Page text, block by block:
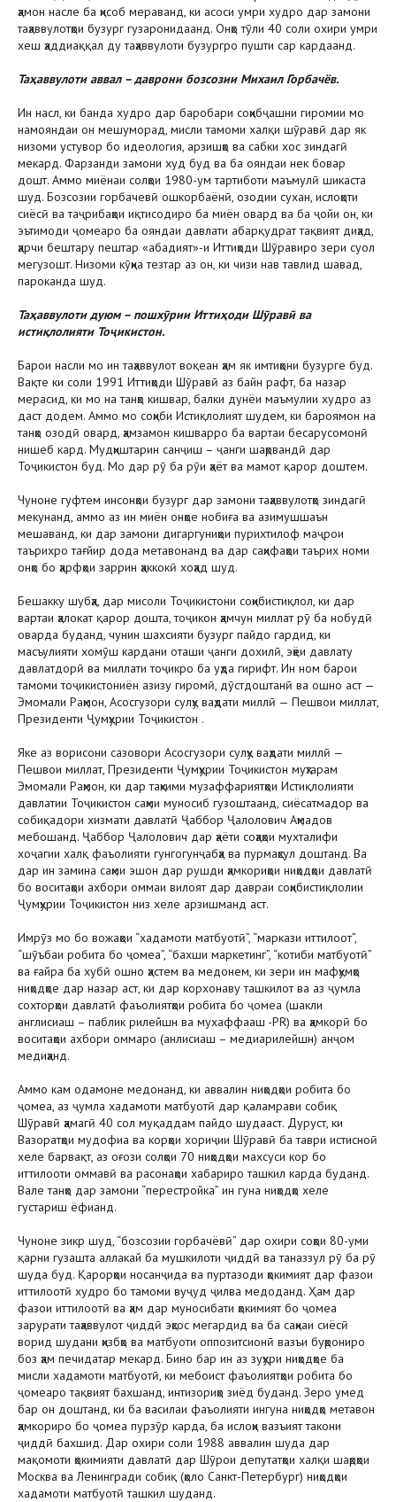
ҳамон насле ба ҳисоб мераванд, ки асоси умри худро дар замони
таҳаввулотҳои бузург гузаронидаанд. Онҳо тӯли 40 соли охири умри
хеш ҳаддиаққал ду таҳаввулоти бузургро пушти сар кардаанд.
Таҳаввулоти аввал – даврони бозсозии Михаил Горбачёв.
Ин насл, ки банда худро дар баробари соҳибҷашни гиромии мо
намояндаи он мешуморад, мисли тамоми халқи шӯравӣ дар як
низоми устувор бо идеология, арзишҳо ва сабки хос зиндагӣ
мекард. Фарзанди замони худ буд ва ба ояндаи нек бовар
дошт. Аммо миёнаи солҳои 1980-ум тартиботи маъмулӣ шикаста
шуд. Бозсозии горбачевӣ ошкорбаёнӣ, озодии сухан, ислоҳоти
сиёсӣ ва таҷрибаҳои иқтисодиро ба миён овард ва ба ҷойи он, ки
эътимоди ҷомеаро ба ояндаи давлати абарқудрат тақвият диҳад,
ҳарчи бештару пештар «абадият»-и Иттиҳоди Шӯравиро зери суол
мегузошт. Низоми кӯҳна тезтар аз он, ки чизи нав тавлид шавад,
пароканда шуд.
Таҳаввулоти дуюм – пошхӯрии Иттиҳоди Шӯравӣ ва
истиқлолияти Тоҷикистон.
Барои насли мо ин таҳаввулот воқеан ҳам як имтиҳони бузурге буд.
Вақте ки соли 1991 Иттиҳоди Шӯравӣ аз байн рафт, ба назар
мерасид, ки мо на танҳо кишвар, балки дунёи маъмулии худро аз
даст додем. Аммо мо соҳиби Истиқлолият шудем, ки бароямон на
танҳо озодӣ овард, ҳамзамон кишварро ба вартаи бесарусомонӣ
нишеб кард. Мудҳиштарин санҷиш – ҷанги шаҳрвандӣ дар
Тоҷикистон буд. Мо дар рӯ ба рӯи ҳаёт ва мамот қарор доштем.
Чуноне гуфтем инсонҳои бузург дар замони таҳаввулотҳо зиндагӣ
мекунанд, аммо аз ин миён онҳое нобиға ва азимушшаън
мешаванд, ки дар замони дигаргуниҳои пурихтилоф маҷрои
таърихро тағйир дода метавонанд ва дар саҳифаҳои таърих номи
онҳо бо ҳарфҳои заррин ҳаккокӣ хоҳад шуд.
Бешакку шубҳа, дар мисоли Тоҷикистони соҳибистиқлол, ки дар
вартаи ҳалокат қарор дошта, тоҷикон ҳамчун миллат рӯ ба нобудӣ
оварда буданд, чунин шахсияти бузург пайдо гардид, ки
масъулияти хомӯш кардани оташи ҷанги дохилӣ, эҳёи давлату
давлатдорӣ ва миллати тоҷикро ба уҳда гирифт. Ин ном барои
тамоми тоҷикистониён азизу гиромӣ, дӯстдоштанӣ ва ошно аст —
Эмомали Раҳмон, Асосгузори сулҳу ваҳдати миллӣ — Пешвои миллат,
Президенти Ҷумҳурии Тоҷикистон .
Яке аз ворисони сазовори Асосгузори сулҳу ваҳдати миллӣ —
Пешвои миллат, Президенти Ҷумҳурии Тоҷикистон муҳтарам
Эмомали Раҳмон, ки дар таҳкими музаффариятҳои Истиқлолияти
давлатии Тоҷикистон саҳми муносиб гузоштаанд, сиёсатмадор ва
собиқадори хизмати давлатӣ Ҷаббор Ҷалолович Аҳмадов
мебошанд. Ҷаббор Ҷалолович дар ҳаёти соҳаҳои мухталифи
хоҷагии халқ фаъолияти гунгогунҷабҳа ва пурмаҳсул доштанд. Ва
дар ин замина саҳми эшон дар рушди ҳамкориҳои ниҳодҳои давлатӣ
бо воситаҳои ахбори оммаи вилоят дар давраи соҳибистиқлолии
Ҷумҳурии Тоҷикистон низ хеле арзишманд аст.
Имрӯз мо бо вожаҳои “хадамоти матбуотӣ”, “маркази иттилоот”,
“шӯъбаи робита бо ҷомеа”, “бахши маркетинг”, “котиби матбуотӣ”
ва ғайра ба хубӣ ошно ҳастем ва медонем, ки зери ин мафҳумҳо
ниҳодҳое дар назар аст, ки дар корхонаву ташкилот ва аз ҷумла
сохторҳои давлатӣ фаъолиятҳои робита бо ҷомеа (шакли
англисиаш – паблик рилейшн ва мухаффааш -PR) ва ҳамкорӣ бо
воситаҳои ахбори оммаро (анлисиаш – медиарилейшн) анҷом
медиҳанд.
Аммо кам одамоне медонанд, ки аввалин ниҳодҳои робита бо
ҷомеа, аз ҷумла хадамоти матбуотӣ дар қаламрави собиқ
Шӯравӣ ҳамагӣ 40 сол муқаддам пайдо шудааст. Дуруст, ки
Вазоратҳои мудофиа ва корҳои хориҷии Шӯравӣ ба таври истисноӣ
хеле барвақт, аз оғози солҳои 70 ниҳодҳои махсуси кор бо
иттилооти оммавӣ ва расонаҳои хабариро ташкил карда буданд.
Вале танҳо дар замони “перестройка” ин гуна ниҳодҳо хеле
густариш ёфианд.
Чуноне зикр шуд, “бозсозии горбачёвӣ” дар охири соҳои 80-уми
қарни гузашта аллакай ба мушкилоти ҷиддӣ ва таназзул рӯ ба рӯ
шуда буд. Қарорҳои носанҷида ва пуртазоди ҳокимият дар фазои
иттилоотӣ худро бо тамоми вуҷуд ҷилва медоданд. Ҳам дар
фазои иттилоотӣ ва ҳам дар муносибати ҳокимият бо ҷомеа
зарурати таҳаввулот ҷиддӣ эҳсос мегардид ва ба саҳнаи сиёсӣ
ворид шудани ҳизбҳо ва матбуоти оппозитсионӣ вазъи буҳрониро
боз ҳам печидатар мекард. Бино бар ин аз зуҳури ниҳодҳое ба
мисли хадамоти матбуотӣ, ки мебоист фаъолиятҳои робита бо
ҷомеаро тақвият бахшанд, интизориҳо зиёд буданд. Зеро умед
бар он доштанд, ки ба василаи фаъолияти ингуна ниҳодҳо метавон
ҳамкориро бо ҷомеа пурзӯр карда, ба ислоҳи вазъият такони
ҷиддӣ бахшид. Дар охири соли 1988 аввалин шуда дар
мақомоти ҳокимияти давлатӣ дар Шӯрои депутатҳои халқи шаҳрҳои
Москва ва Ленингради собиқ (ҳоло Санкт-Петербург) ниҳодҳои
хадамоти матбуотӣ ташкил шуданд.